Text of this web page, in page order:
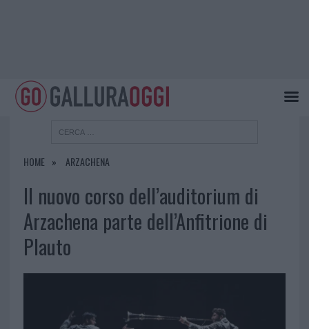
HOME ARZACHENA
Il nuovo corso dell’auditorium di
Arzachena parte dell’Anfitrione di
Plauto